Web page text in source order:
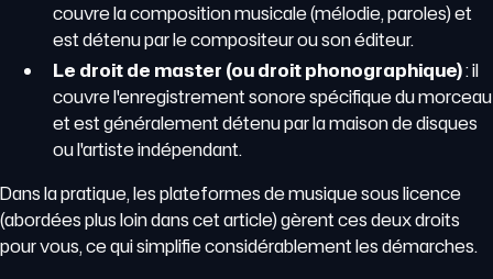
couvre la composition musicale (mélodie, paroles) et
est détenu par le compositeur ou son éditeur.
Le droit de master (ou droit phonographique): il
couvre l'enregistrement sonore spécifique du morceau
et est généralement détenu par la maison de disques
ou l'artiste indépendant.
Dans la pratique, les plateformes de musique sous licence
(abordées plus loin dans cet article) gèrent ces deux droits
pour vous, ce qui simplifie considérablement les démarches.